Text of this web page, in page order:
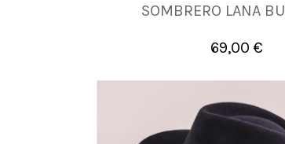
SOMBRERO LANA
69,00 €
55 56 57 58 59
Añadir al carrito